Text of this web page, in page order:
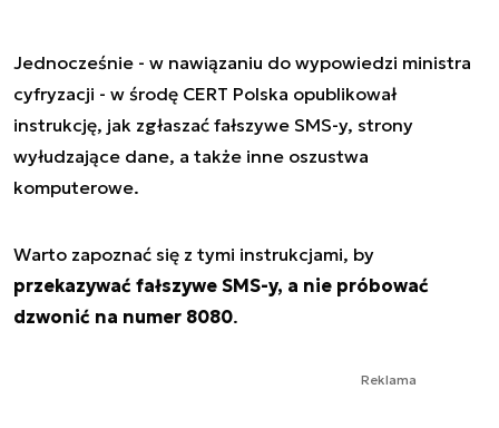
Jednocześnie - w nawiązaniu do wypowiedzi ministra
cyfryzacji - w środę CERT Polska opublikował
instrukcję, jak zgłaszać fałszywe SMS-y, strony
wyłudzające dane, a także inne oszustwa
komputerowe.
Warto zapoznać się z tymi instrukcjami, by
przekazywać fałszywe SMS-y, a nie próbować
dzwonić na numer 8080.
Reklama